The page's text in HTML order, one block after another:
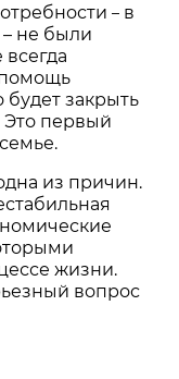
– в
не были
будет закрыть
Это первый
из причин.
жизни.
вопрос